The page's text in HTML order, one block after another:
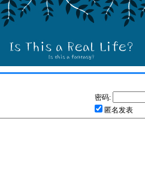
密码:
匿名发表